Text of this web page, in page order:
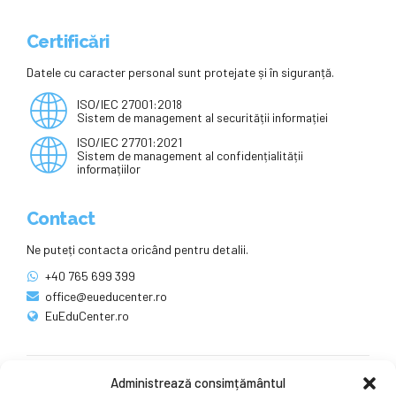
Administrează consimțământul
Certificări
Datele cu caracter personal sunt protejate și în siguranță.
ISO/IEC 27001:2018
Sistem de management al securității informației
ISO/IEC 27701:2021
Sistem de management al confidențialității
informațiilor
Contact
Ne puteți contacta oricând pentru detalii.
+40 765 699 399
office@eueducenter.ro
EuEduCenter.ro